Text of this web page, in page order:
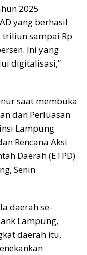
2025
yang berhasil
sampai Rp
Ini yang
digitalisasi,”
saat membuka
dan Perluasan
Lampung
Rencana Aksi
Daerah (ETPD)
Senin
daerah se-
Lampung,
daerah itu,